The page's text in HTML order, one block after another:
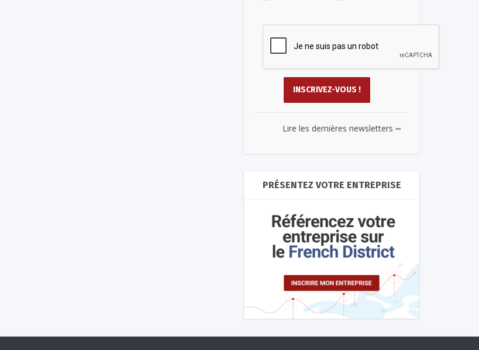
Lire les dernières newsletters ...
PRÉSENTEZ VOTRE ENTREPRISE